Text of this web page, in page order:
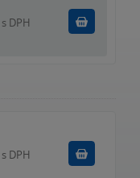
s DPH
s DPH Koupit